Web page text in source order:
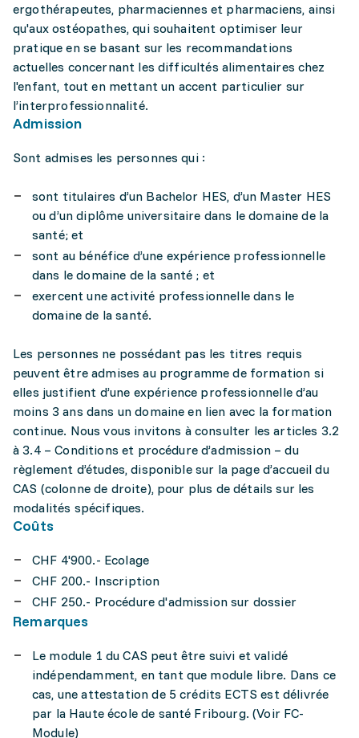
ergothérapeutes, pharmaciennes et pharmaciens, ainsi
qu'aux ostéopathes, qui souhaitent optimiser leur
pratique en se basant sur les recommandations
actuelles concernant les difficultés alimentaires chez
l'enfant, tout en mettant un accent particulier sur
l’interprofessionnalité.
Admission
Sont admises les personnes qui :
sont titulaires d’un Bachelor HES, d’un Master HES
ou d’un diplôme universitaire dans le domaine de la
santé; et
sont au bénéfice d’une expérience professionnelle
dans le domaine de la santé ; et
exercent une activité professionnelle dans le
domaine de la santé.
Les personnes ne possédant pas les titres requis
peuvent être admises au programme de formation si
elles justifient d’une expérience professionnelle d’au
moins 3 ans dans un domaine en lien avec la formation
continue. Nous vous invitons à consulter les articles 3.2
à 3.4 – Conditions et procédure d’admission – du
règlement d’études, disponible sur la page d’accueil du
CAS (colonne de droite), pour plus de détails sur les
modalités spécifiques.
Coûts
CHF 4'900.- Ecolage
CHF 200.- Inscription
CHF 250.- Procédure d'admission sur dossier
Remarques
Le module 1 du CAS peut être suivi et validé
indépendamment, en tant que module libre. Dans ce
cas, une attestation de 5 crédits ECTS est délivrée
par la Haute école de santé Fribourg. (Voir FC-
Module)